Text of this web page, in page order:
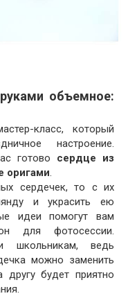
объемное:
класс, который
настроение.
готово сердце из
оригами
сердечек, то с их
и украсить ею
идеи помогут вам
для фотосессии.
школьникам, ведь
можно заменить
другу будет приятно